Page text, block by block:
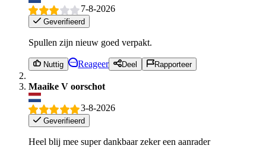
7-8-2026
Geverifieerd
Spullen zijn nieuw goed verpakt.
Nuttig Reageer Deel Rapporteer
Maaike V oorschot
3-8-2026
Geverifieerd
Heel blij mee super dankbaar zeker een aanrader